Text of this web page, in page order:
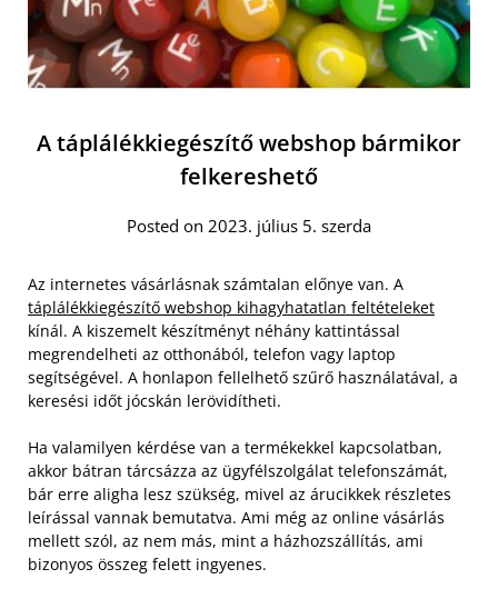
A táplálékkiegészítő webshop bármikor
felkereshető
Posted on 2023. július 5. szerda
Az internetes vásárlásnak számtalan előnye van. A
táplálékkiegészítő webshop kihagyhatatlan feltételeket
kínál. A kiszemelt készítményt néhány kattintással
megrendelheti az otthonából, telefon vagy laptop
segítségével. A honlapon fellelhető szűrő használatával, a
keresési időt jócskán lerövidítheti.
Ha valamilyen kérdése van a termékekkel kapcsolatban,
akkor bátran tárcsázza az ügyfélszolgálat telefonszámát,
bár erre aligha lesz szükség, mivel az árucikkek részletes
leírással vannak bemutatva. Ami még az online vásárlás
mellett szól, az nem más, mint a házhozszállítás, ami
bizonyos összeg felett ingyenes.